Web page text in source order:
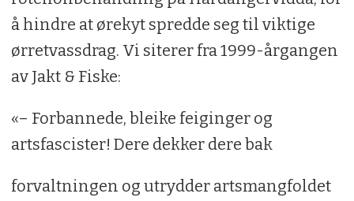
å hindre at ørekyt spredde seg til viktige
ørretvassdrag. Vi siterer fra 1999-årgangen
av Jakt & Fiske:
«– Forbannede, bleike feiginger og
artsfascister! Dere dekker dere bak
forvaltningen og utrydder artsmangfoldet